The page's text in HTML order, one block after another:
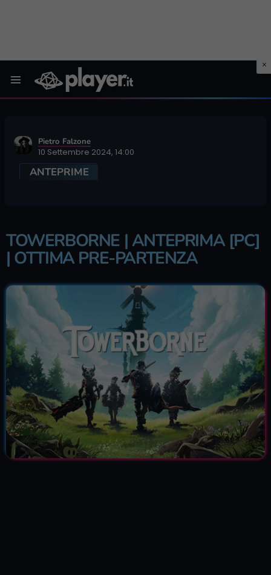
Pietro Falzone
10 Settembre 2024, 14:00
ANTEPRIME
TOWERBORNE | ANTEPRIMA [PC]
| OTTIMA PRE-PARTENZA